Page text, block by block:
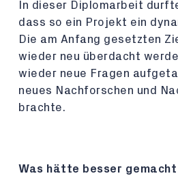
In dieser Diplomarbeit
dass so ein Projekt ein
Die am Anfang gesetzten
wieder neu überdacht
wieder neue Fragen
neues Nachforschen und
brachte.
Was hätte besser gemacht